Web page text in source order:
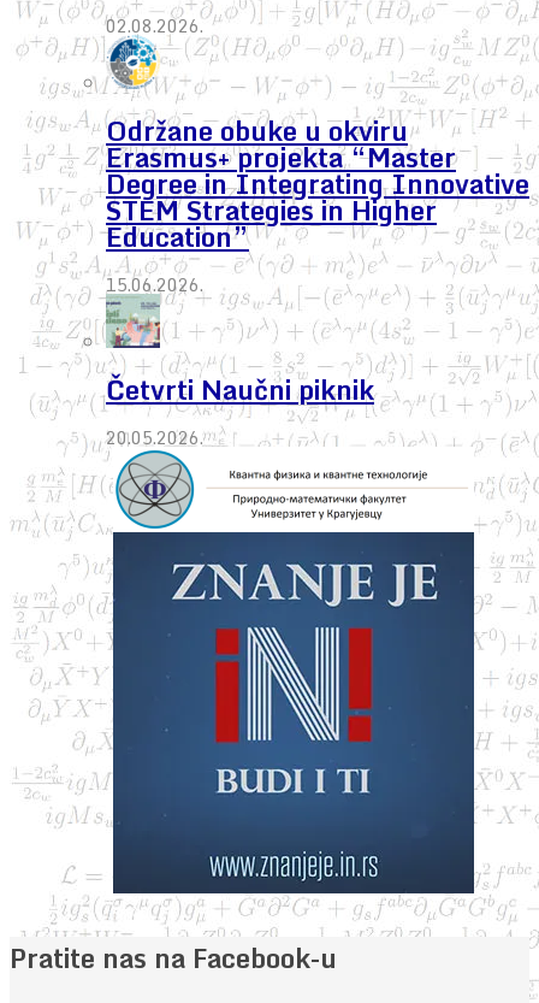
02.08.2026.
Održane obuke u okviru
Erasmus+ projekta “Master
Degree in Integrating Innovative
STEM Strategies in Higher
Education”
15.06.2026.
Četvrti Naučni piknik
20.05.2026.
Pratite nas na Facebook-u